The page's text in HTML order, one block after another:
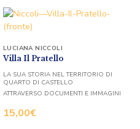
Villa Il Pratello
15,00€
LUCIANA NICCOLI
LA SUA STORIA NEL TERRITORIO DI
QUARTO DI CASTELLO
ATTRAVERSO DOCUMENTI E IMMAGINI